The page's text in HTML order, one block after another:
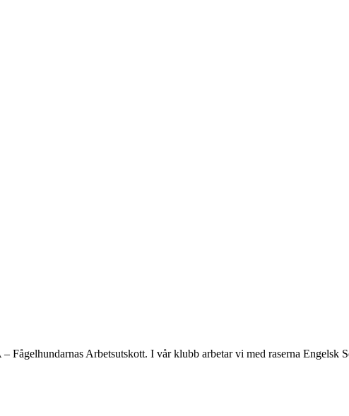
Fågelhundarnas Arbetsutskott. I vår klubb arbetar vi med raserna Engelsk